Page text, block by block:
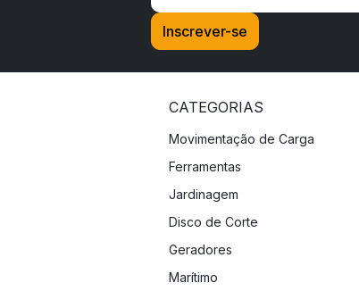
CATEGORIAS
Movimentação de Carga
Ferramentas
Jardinagem
Disco de Corte
Geradores
Marítimo